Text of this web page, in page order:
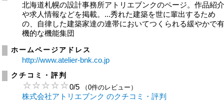
北海道札幌の設計事務所アトリエブンクのページ。作品紹
や求人情報などを掲載。...秀れた建築を世に輩出するため
の、自律した建築家達の連帯においてつくられる緩やかで
機的な機能集団
ホームページアドレス
http://www.atelier-bnk.co.jp
クチコミ・評判
0/5 （0件のレビュー）
株式会社アトリエブンク のクチコミ・評判